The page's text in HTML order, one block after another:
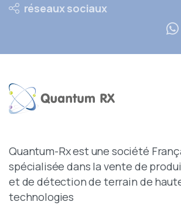
réseaux sociaux
Quantum-Rx est une société
spécialisée dans la vente de
et de détection de terrain de
technologies